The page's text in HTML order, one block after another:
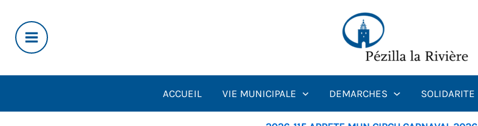
contenu
ACCUEIL VIE MUNICIPALE DEMARCHES SOLIDARITE